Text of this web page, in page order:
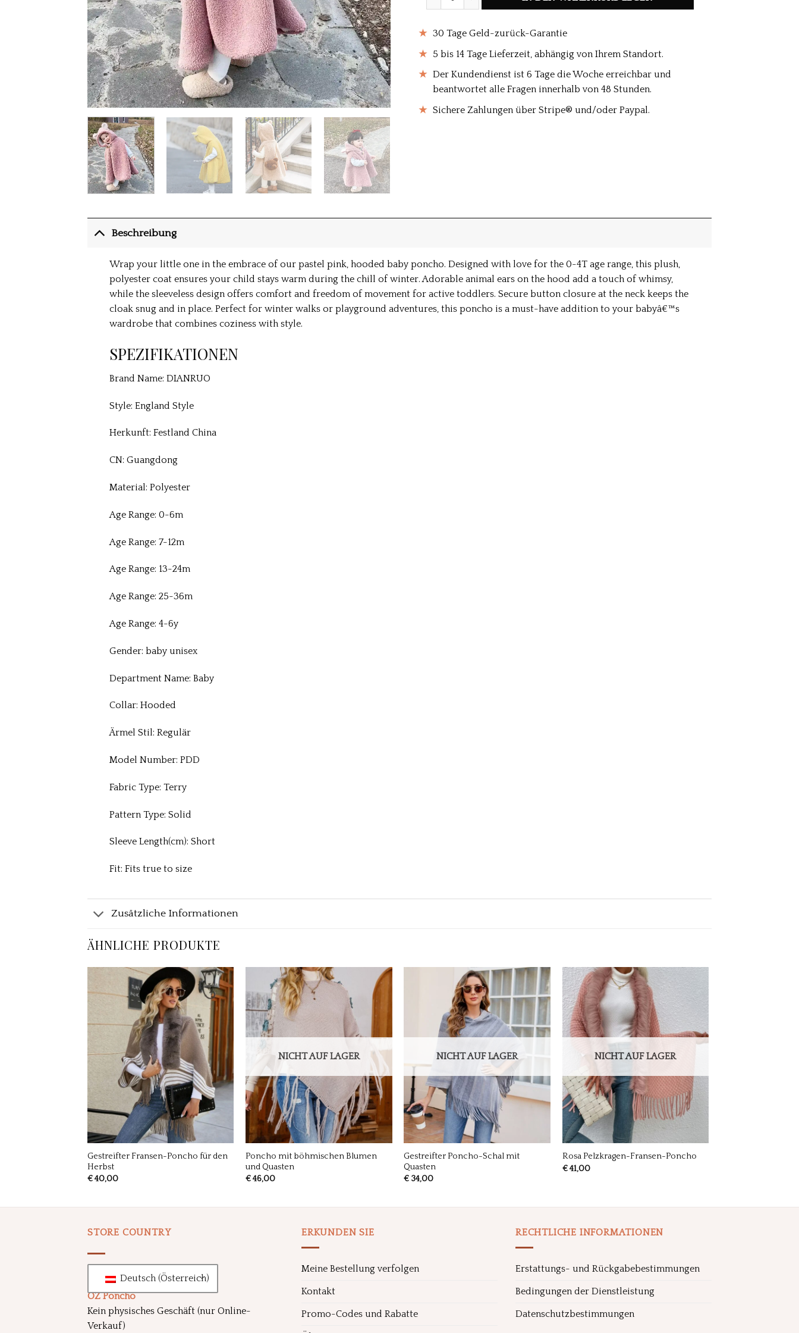
30 Tage Geld-zurück-Garantie
5 bis 14 Tage Lieferzeit, abhängig von Ihrem Standort.
Der Kundendienst ist 6 Tage die Woche erreichbar und
beantwortet alle Fragen innerhalb von 48 Stunden.
Sichere Zahlungen über Stripe® und/oder Paypal.
Beschreibung
Wrap your little one in the embrace of our pastel pink, hooded baby poncho. Designed with love for the 0-4T age range, this plush,
polyester coat ensures your child stays warm during the chill of winter. Adorable animal ears on the hood add a touch of whimsy,
while the sleeveless design offers comfort and freedom of movement for active toddlers. Secure button closure at the neck keeps the
cloak snug and in place. Perfect for winter walks or playground adventures, this poncho is a must-have addition to your babyâ€™s
wardrobe that combines coziness with style.
SPEZIFIKATIONEN
Brand Name: DIANRUO
Style: England Style
Herkunft: Festland China
CN: Guangdong
Material: Polyester
Age Range: 0-6m
Age Range: 7-12m
Age Range: 13-24m
Age Range: 25-36m
Age Range: 4-6y
Gender: baby unisex
Department Name: Baby
Collar: Hooded
Ärmel Stil: Regulär
Model Number: PDD
Fabric Type: Terry
Pattern Type: Solid
Sleeve Length(cm): Short
Fit: Fits true to size
Zusätzliche Informationen
ÄHNLICHE PRODUKTE
Gestreifter Fransen-Poncho für den
Herbst
€40,00
NICHT AUF LAGER
Poncho mit böhmischen Blumen
und Quasten
€46,00
NICHT AUF LAGER
Gestreifter Poncho-Schal mit
Quasten
€ 34,00
NICHT AUF LAGER
Rosa Pelzkragen-Fransen-Poncho
€41,00
STORE COUNTRY
Deutsch (Österreich)
OZ Poncho
Kein physisches Geschäft (nur Online-
Verkauf)
ERKUNDEN SIE
Meine Bestellung verfolgen
Kontakt
Promo-Codes und Rabatte
RECHTLICHE INFORMATIONEN
Erstattungs- und Rückgabebestimmungen
Bedingungen der Dienstleistung
Datenschutzbestimmungen